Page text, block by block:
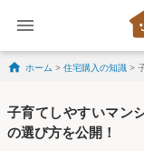
Skip to content
ホーム > 住宅購入の知識 >
子育てしやすいマン
の選び方を公開！